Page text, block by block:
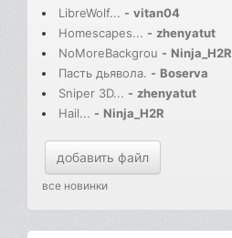
LibreWolf... - vitan04
Homescapes... - zhenyatut
NoMoreBackgrou - Ninja_H2R
Пасть дьявола. - Boserva
Sniper 3D... - zhenyatut
Hail... - Ninja_H2R
добавить файл
все новинки